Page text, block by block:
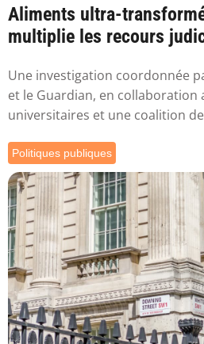
Aliments ultra-
multiplie les recours
Une investigation coordonnée
et le Guardian, en collaboration
universitaires et une coalition
Politiques publiques